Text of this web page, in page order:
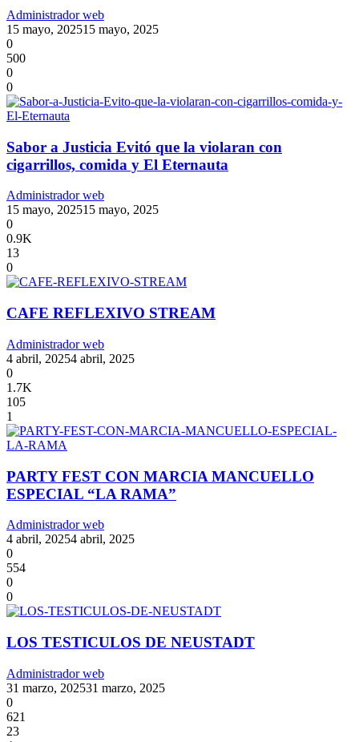
Administrador web
15 mayo, 202515 mayo, 2025
0
500
0
0
Sabor a Justicia Evitó que la violaran con
cigarrillos, comida y El Eternauta
Administrador web
15 mayo, 202515 mayo, 2025
0
0.9K
13
0
CAFE REFLEXIVO STREAM
Administrador web
4 abril, 20254 abril, 2025
0
1.7K
105
1
PARTY FEST CON MARCIA MANCUELLO
ESPECIAL “LA RAMA”
Administrador web
4 abril, 20254 abril, 2025
0
554
0
0
LOS TESTICULOS DE NEUSTADT
Administrador web
31 marzo, 202531 marzo, 2025
0
621
23